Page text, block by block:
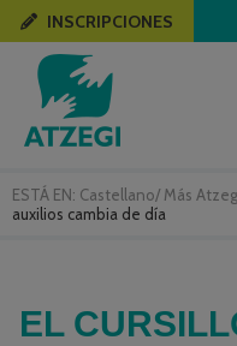
ESTÁ EN: Castellano/ Más
auxilios cambia de día
INSCRIPCIONES
EL